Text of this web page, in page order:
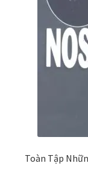
Toàn Tập